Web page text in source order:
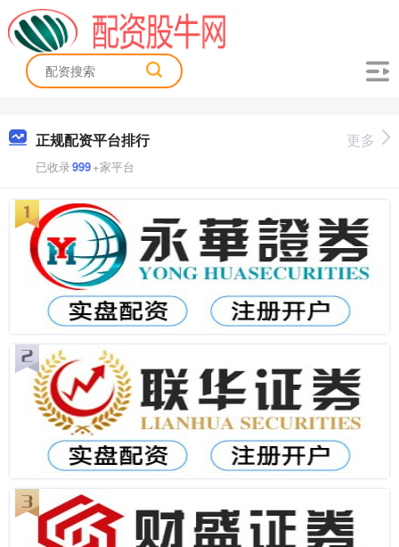
正规配资平台排行
已收录999+家平台
更多